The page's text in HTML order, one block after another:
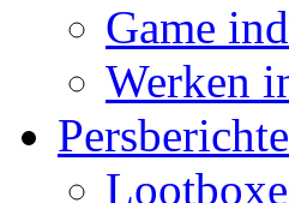
Game
Werken